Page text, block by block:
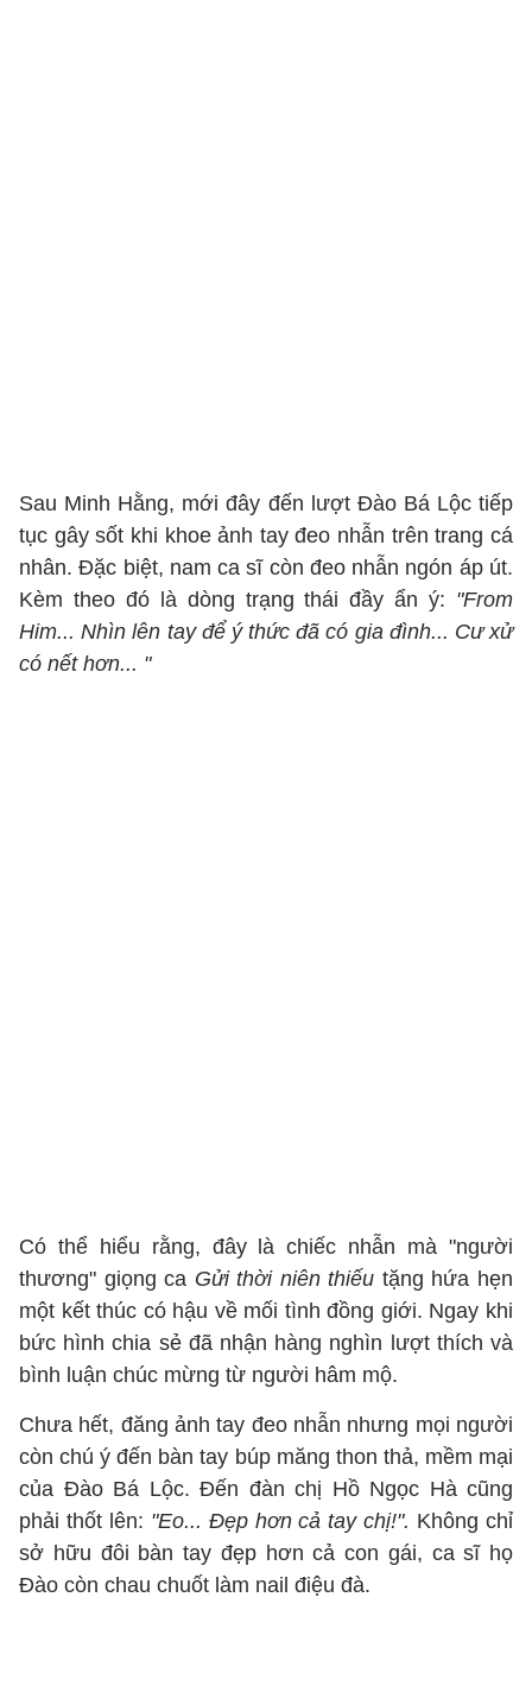
Sau Minh Hằng, mới đây đến lượt Đào Bá Lộc tiếp
tục gây sốt khi khoe ảnh tay đeo nhẫn trên trang cá
nhân. Đặc biệt, nam ca sĩ còn đeo nhẫn ngón áp út.
Kèm theo đó là dòng trạng thái đầy ẩn ý: "From
Him... Nhìn lên tay để ý thức đã có gia đình... Cư xử
có nết hơn... "
Có thể hiểu rằng, đây là chiếc nhẫn mà "người
thương" giọng ca Gửi thời niên thiếu tặng hứa hẹn
một kết thúc có hậu về mối tình đồng giới. Ngay khi
bức hình chia sẻ đã nhận hàng nghìn lượt thích và
bình luận chúc mừng từ người hâm mộ.
Chưa hết, đăng ảnh tay đeo nhẫn nhưng mọi người
còn chú ý đến bàn tay búp măng thon thả, mềm mại
của Đào Bá Lộc. Đến đàn chị Hồ Ngọc Hà cũng
phải thốt lên: "Eo... Đẹp hơn cả tay chị!". Không chỉ
sở hữu đôi bàn tay đẹp hơn cả con gái, ca sĩ họ
Đào còn chau chuốt làm nail điệu đà.